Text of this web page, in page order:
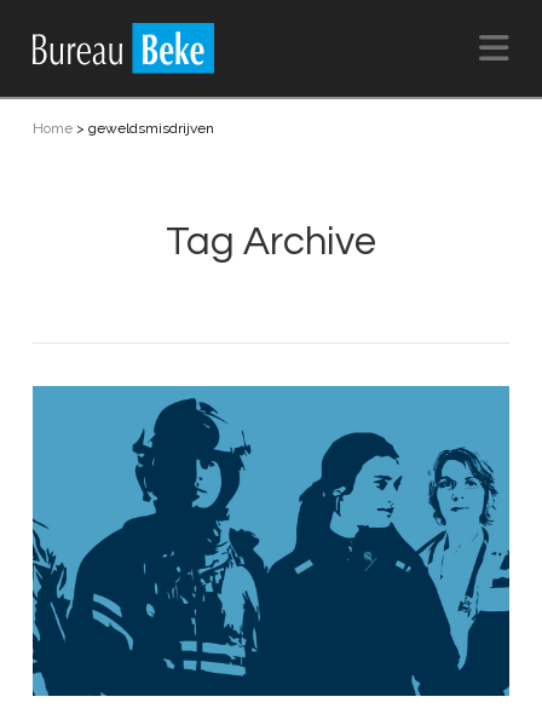
Home> geweldsmisdrijven
Tag Archive